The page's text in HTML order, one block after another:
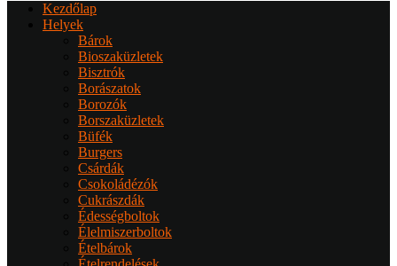
Kezdőlap
Helyek
Bárok
Bioszaküzletek
Bisztrók
Borászatok
Borozók
Borszaküzletek
Büfék
Burgers
Csárdák
Csokoládézók
Cukrászdák
Édességboltok
Élelmiszerboltok
Ételbárok